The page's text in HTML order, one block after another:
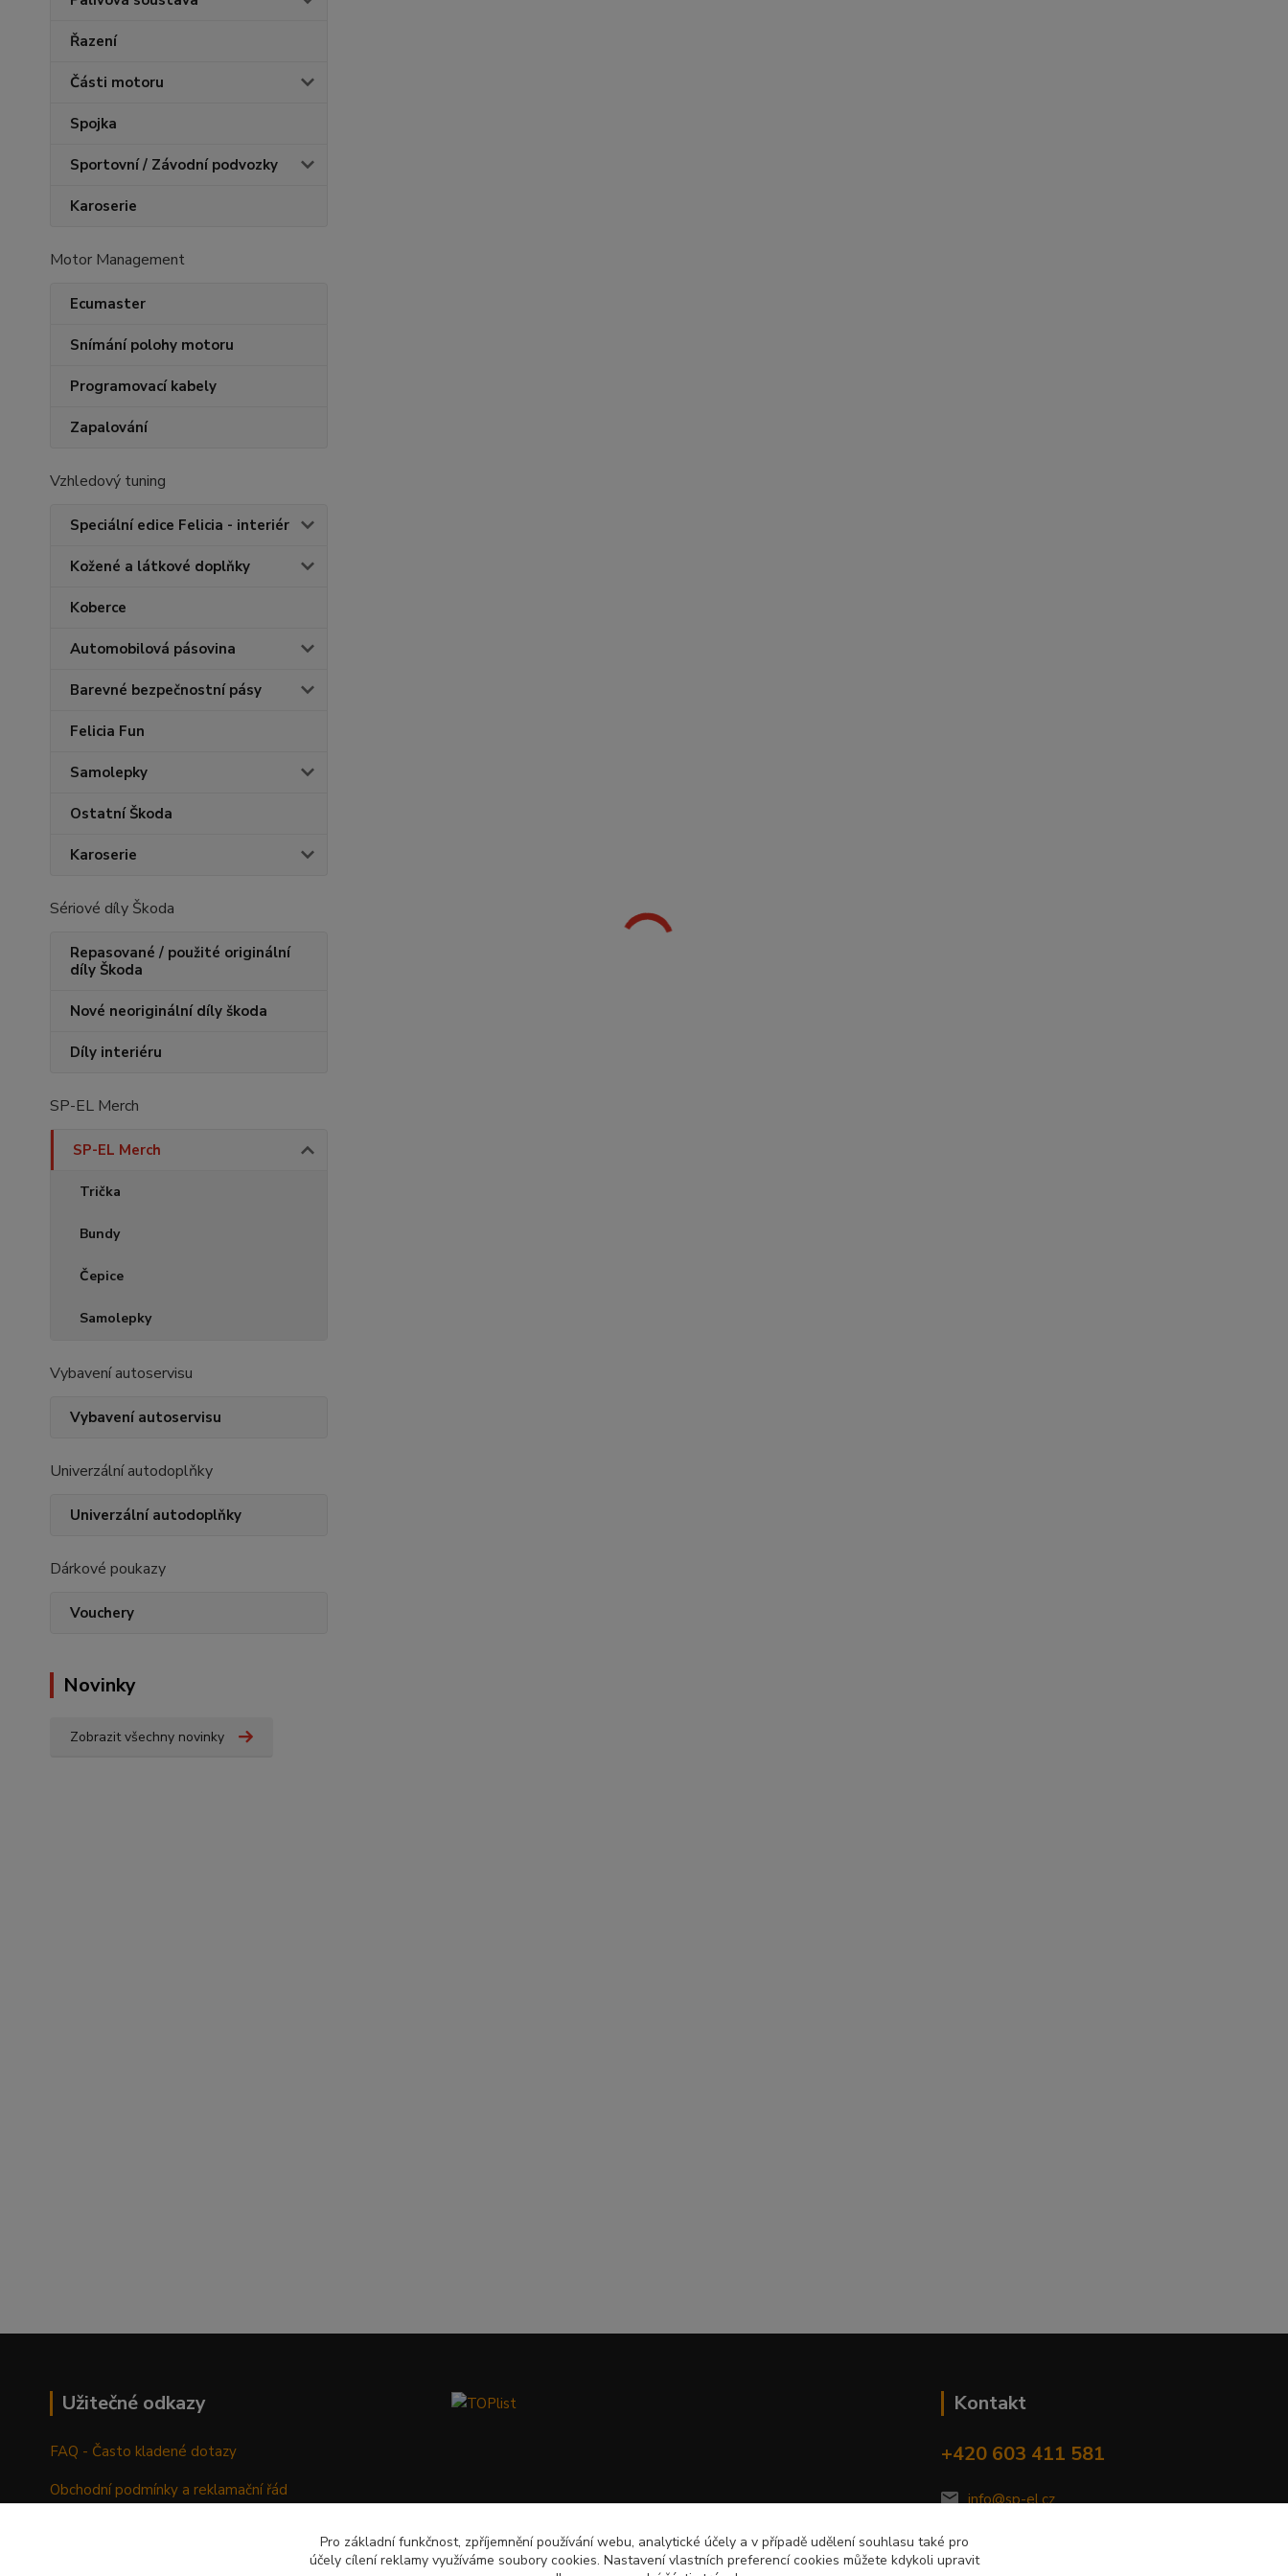
Řazení
Části motoru
Spojka
Sportovní / Závodní podvozky
Karoserie
Motor Management
Ecumaster
Snímání polohy motoru
Programovací kabely
Zapalování
Vzhledový tuning
Speciální edice Felicia - interiér
Kožené a látkové doplňky
Koberce
Automobilová pásovina
Barevné bezpečnostní pásy
Felicia Fun
Samolepky
Ostatní Škoda
Karoserie
Sériové díly Škoda
Repasované / použité originální
díly Škoda
Nové neoriginální díly škoda
Díly interiéru
SP-EL Merch
SP-EL Merch
Trička
Bundy
Čepice
Samolepky
Vybavení autoservisu
Vybavení autoservisu
Univerzální autodoplňky
Univerzální autodoplňky
Dárkové poukazy
Vouchery
Novinky
Zobrazit všechny novinky
Užitečné odkazy
FAQ - Často kladené dotazy
Obchodní podmínky a reklamační řád
Kontakt
+420 603 411 581
info@sp-el.cz
Pro základní funkčnost, zpříjemnění používání webu, analytické účely a v případě udělení souhlasu také pro
účely cílení reklamy využíváme soubory cookies. Nastavení vlastních preferencí cookies můžete kdykoli upravit